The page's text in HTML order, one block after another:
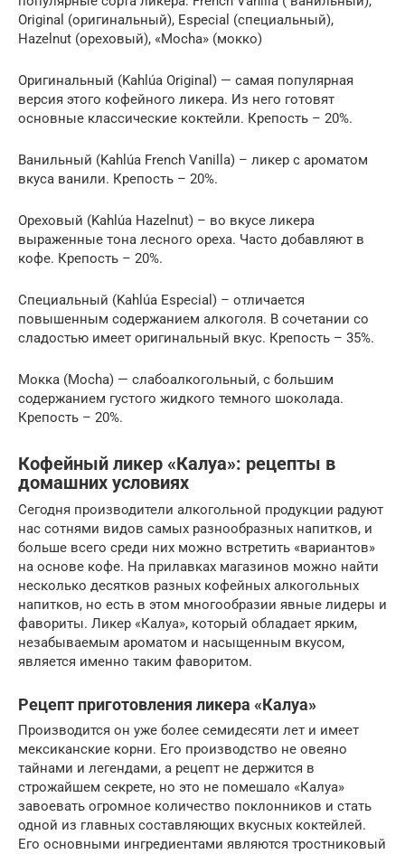
Original (оригинальный), Especial (специальный),
Hazelnut (ореховый), «Mocha» (мокко)
Оригинальный (Kahlúa Original) — самая популярная
версия этого кофейного ликера. Из него готовят
основные классические коктейли. Крепость – 20%.
Ванильный (Kahlúa French Vanilla) – ликер с ароматом
вкуса ванили. Крепость – 20%.
Ореховый (Kahlúa Hazelnut) – во вкусе ликера
выраженные тона лесного ореха. Часто добавляют в
кофе. Крепость – 20%.
Специальный (Kahlúa Especial) – отличается
повышенным содержанием алкоголя. В сочетании со
сладостью имеет оригинальный вкус. Крепость – 35%.
Мокка (Mocha) — слабоалкогольный, с большим
содержанием густого жидкого темного шоколада.
Крепость – 20%.
Кофейный ликер «Калуа»: рецепты в
домашних условиях
Сегодня производители алкогольной продукции радуют
нас сотнями видов самых разнообразных напитков, и
больше всего среди них можно встретить «вариантов»
на основе кофе. На прилавках магазинов можно найти
несколько десятков разных кофейных алкогольных
напитков, но есть в этом многообразии явные лидеры и
фавориты. Ликер «Калуа», который обладает ярким,
незабываемым ароматом и насыщенным вкусом,
является именно таким фаворитом.
Рецепт приготовления ликера «Калуа»
Производится он уже более семидесяти лет и имеет
мексиканские корни. Его производство не овеяно
тайнами и легендами, а рецепт не держится в
строжайшем секрете, но это не помешало «Калуа»
завоевать огромное количество поклонников и стать
одной из главных составляющих вкусных коктейлей.
Его основными ингредиентами являются тростниковый